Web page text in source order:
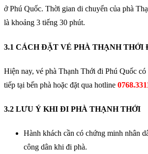
ở Phú Quốc. Thời gian di chuyển của phà
là khoảng 3 tiếng 30 phút.
3.1 CÁCH ĐẶT VÉ PHÀ THẠNH THỚI
Hiện nay, vé phà Thạnh Thới đi Phú Quốc
tiếp tại bến phà hoặc đặt qua hotline
3.2 LƯU Ý KHI ĐI PHÀ THẠNH THỚI
Hành khách cần có chứng minh nhân
công dân khi đi phà.